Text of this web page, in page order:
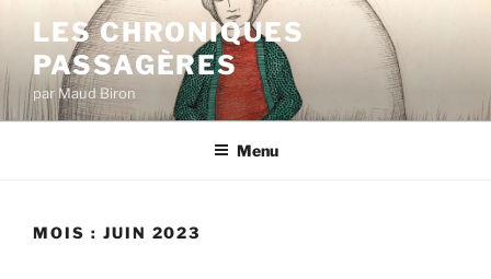
contenu
principal
LES CHRONIQUES
PASSAGÈRES
par Maud Biron
Menu
MOIS : JUIN 2023